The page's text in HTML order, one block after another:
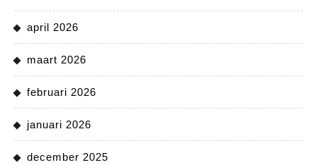
april 2026
maart 2026
februari 2026
januari 2026
december 2025